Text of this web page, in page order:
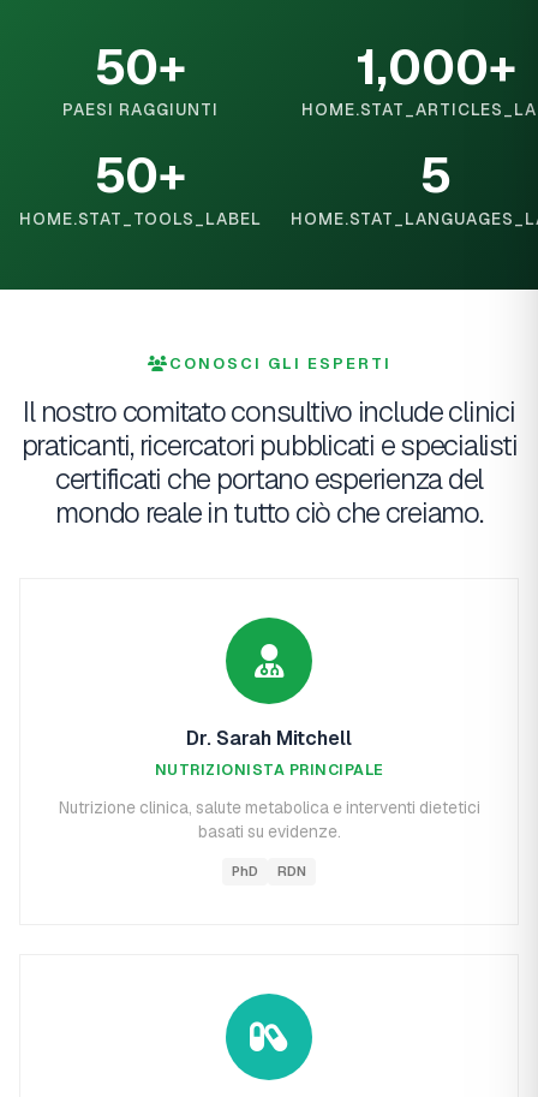
50+
PAESI RAGGIUNTI
1,000+
50+
HOME.STAT_TOOLS_LABEL
5
CONOSCI GLI ESPERTI
Il nostro comitato consultivo include clinici
praticanti, ricercatori pubblicati e specialisti
certificati che portano esperienza del
mondo reale in tutto ciò che creiamo.
Dr. Sarah Mitchell
NUTRIZIONISTA PRINCIPALE
Nutrizione clinica, salute metabolica e interventi dietetici
basati su evidenze.
PhD RDN